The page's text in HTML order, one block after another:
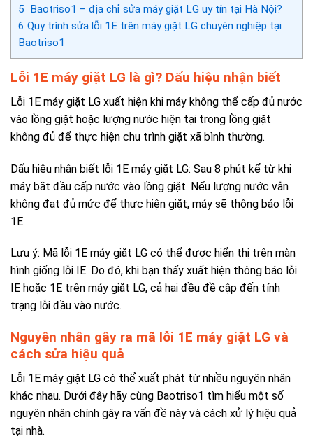
5 Baotriso1 – địa chỉ sửa máy giặt LG uy tín tại Hà Nội?
6 Quy trình sửa lỗi 1E trên máy giặt LG chuyên nghiệp tại
Baotriso1
Lỗi 1E máy giặt LG là gì? Dấu hiệu nhận biết
Lỗi 1E máy giặt LG xuất hiện khi máy không thể cấp đủ nước
vào lồng giặt hoặc lượng nước hiện tại trong lồng giặt
không đủ để thực hiện chu trình giặt xã bình thường.
Dấu hiệu nhận biết lỗi 1E máy giặt LG: Sau 8 phút kể từ khi
máy bắt đầu cấp nước vào lồng giặt. Nếu lượng nước vẫn
không đạt đủ mức để thực hiện giặt, máy sẽ thông báo lỗi
1E.
Lưu ý: Mã lỗi 1E máy giặt LG có thể được hiển thị trên màn
hình giống lỗi IE. Do đó, khi bạn thấy xuất hiện thông báo lỗi
IE hoặc 1E trên máy giặt LG, cả hai đều đề cập đến tính
trạng lỗi đầu vào nước.
Nguyên nhân gây ra mã lỗi 1E máy giặt LG và
cách sửa hiệu quả
Lỗi 1E máy giặt LG có thể xuất phát từ nhiều nguyên nhân
khác nhau. Dưới đây hãy cùng Baotriso1 tìm hiểu một số
nguyên nhân chính gây ra vấn đề này và cách xử lý hiệu quả
tại nhà.